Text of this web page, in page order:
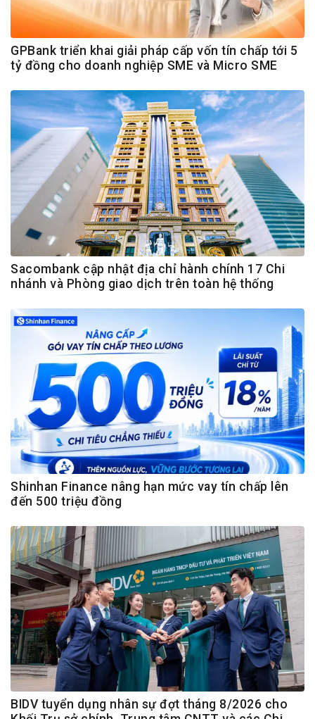
GPBank triển khai giải pháp cấp vốn tín chấp tới 5
tỷ đồng cho doanh nghiệp SME và Micro SME
Sacombank cập nhật địa chỉ hành chính 17 Chi
nhánh và Phòng giao dịch trên toàn hệ thống
Shinhan Finance nâng hạn mức vay tín chấp lên
đến 500 triệu đồng
BIDV tuyển dụng nhân sự đợt tháng 8/2026 cho